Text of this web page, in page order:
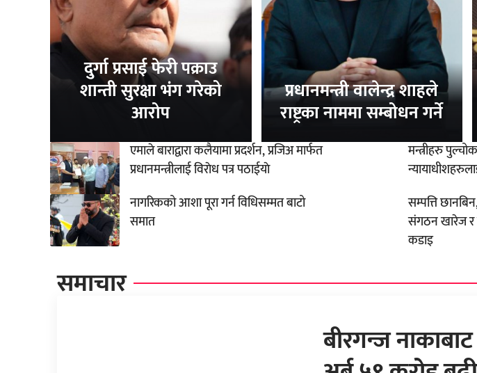
दुर्गा प्रसाई फेरी पक्राउ
शान्ती सुरक्षा भंग गरेको
आरोप
प्रधानमन्त्री वालेन्द्र शाहले
राष्ट्रका नाममा सम्बोधन गर्ने
एमाले बाराद्वारा कलैयामा प्रदर्शन, प्रजिअ मार्फत
प्रधानमन्त्रीलाई विराेध पत्र पठाईयाे
मन्त्रीहरु
नागरिकको आशा पूरा गर्न विधिसम्मत बाटो
समात
सम्पत्ति
संगठन खारेज र
कडाइ
समाचार
बीरगन्ज